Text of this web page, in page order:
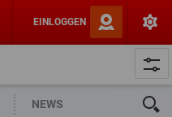
EINLOGGEN
NEWS